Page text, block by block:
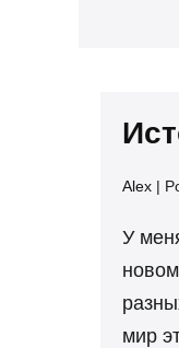
Alex |
У
мир